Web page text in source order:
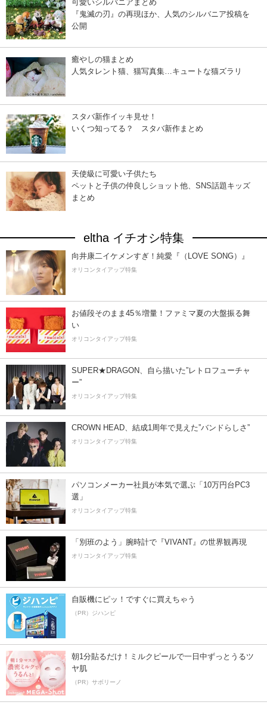
可愛いシルバニアまとめ
『鬼滅の刃』の再現ほか、人気のシルバニア投稿を
公開
癒やしの猫まとめ
人気タレント猫、猫写真集…キュートな猫ズラリ
スタバ新作イッキ見せ！
いくつ知ってる？ スタバ新作まとめ
天使級に可愛い子供たち
ペットと子供の仲良しショット他、SNS話題キッズ
まとめ
eltha イチオシ特集
向井康二イケメンすぎ！純愛『（LOVE SONG）』
オリコンタイアップ特集
お値段そのまま45％増量！ファミマ夏の大盤振る舞
い
オリコンタイアップ特集
SUPER★DRAGON、自ら描いた”レトロフューチャ
ー”
オリコンタイアップ特集
CROWN HEAD、結成1周年で見えた”バンドらしさ”
オリコンタイアップ特集
パソコンメーカー社員が本気で選ぶ「10万円台PC3
選」
オリコンタイアップ特集
「別班のよう」腕時計で『VIVANT』の世界観再現
オリコンタイアップ特集
自販機にピッ！ですぐに買えちゃう
（PR）ジハンピ
朝1分貼るだけ！ミルクピールで一日中ずっとうるツ
ヤ肌
（PR）サボリーノ